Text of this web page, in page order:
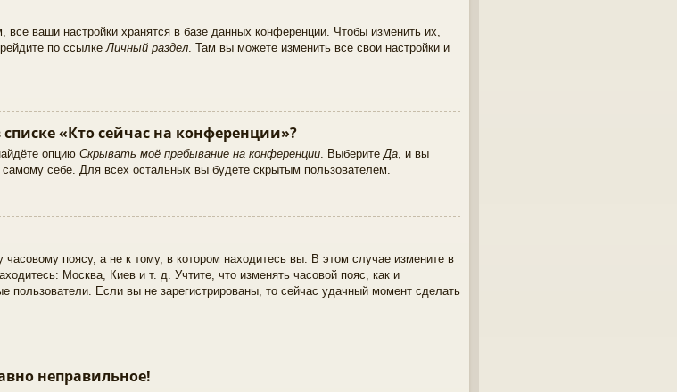
все ваши настройки хранятся в базе данных конференции. Чтобы изменить их,
по ссылкеЛичный раздел. Там вы можете изменить все свои настройки и
«Кто сейчас на конференции»?
опцию Скрывать моё пребывание на конференции . Выберите Да , и вы
себе. Для всех остальных вы будете скрытым пользователем.
поясу, а не к тому, в котором находитесь вы. В этом случае измените в
Москва, Киев и т. д. Учтите, что изменять часовой пояс, как и
пользователи. Если вы не зарегистрированы, то сейчас удачный момент сделать
неправильное!